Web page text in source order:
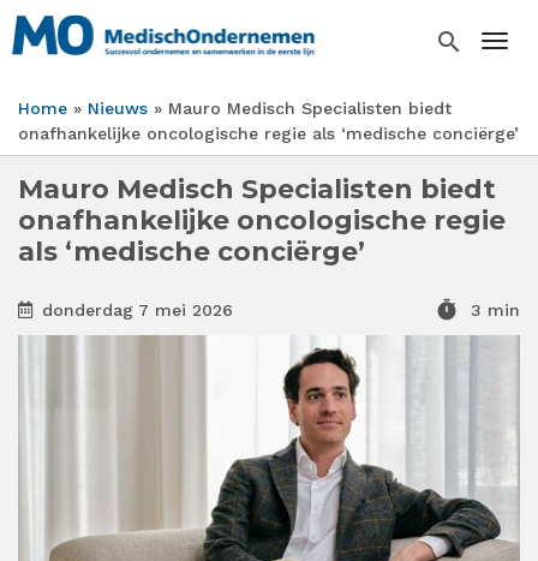
Overslaan
en
inhoud
gaan
search
Kruimelpad
Home Nieuws
Mauro Medisch Specialisten biedt
onafhankelijke oncologische regie als ‘medische conciërge’
Mauro Medisch Specialisten biedt
onafhankelijke oncologische regie
als ‘medische conciërge’
donderdag 7 mei 2026 timer 3 min